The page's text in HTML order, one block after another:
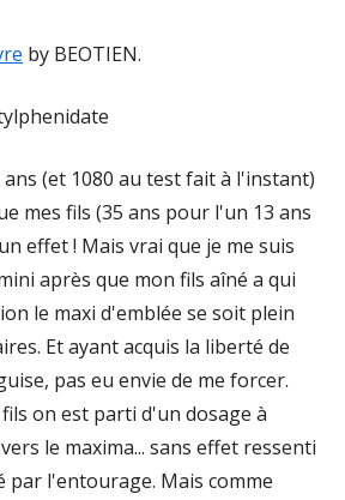
by BEOTIEN.
(et 1080 au test fait à l'instant)
mes fils (35 ans pour l'un 13 ans
effet ! Mais vrai que je me suis
après que mon fils aîné a qui
le maxi d'emblée se soit plein
Et ayant acquis la liberté de
pas eu envie de me forcer.
on est parti d'un dosage à
le maxima... sans effet ressenti
par l'entourage. Mais comme